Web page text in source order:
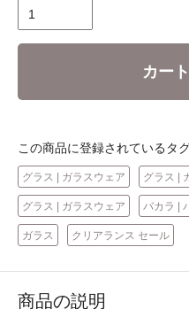
カー
この商品に登録されているタ
グラス | ガラスウェア グラス |
グラス | ガラスウェア バカラ |
ガラス クリアランス セール
商品の説明